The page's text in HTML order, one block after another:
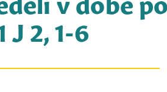
J 2, 1-6